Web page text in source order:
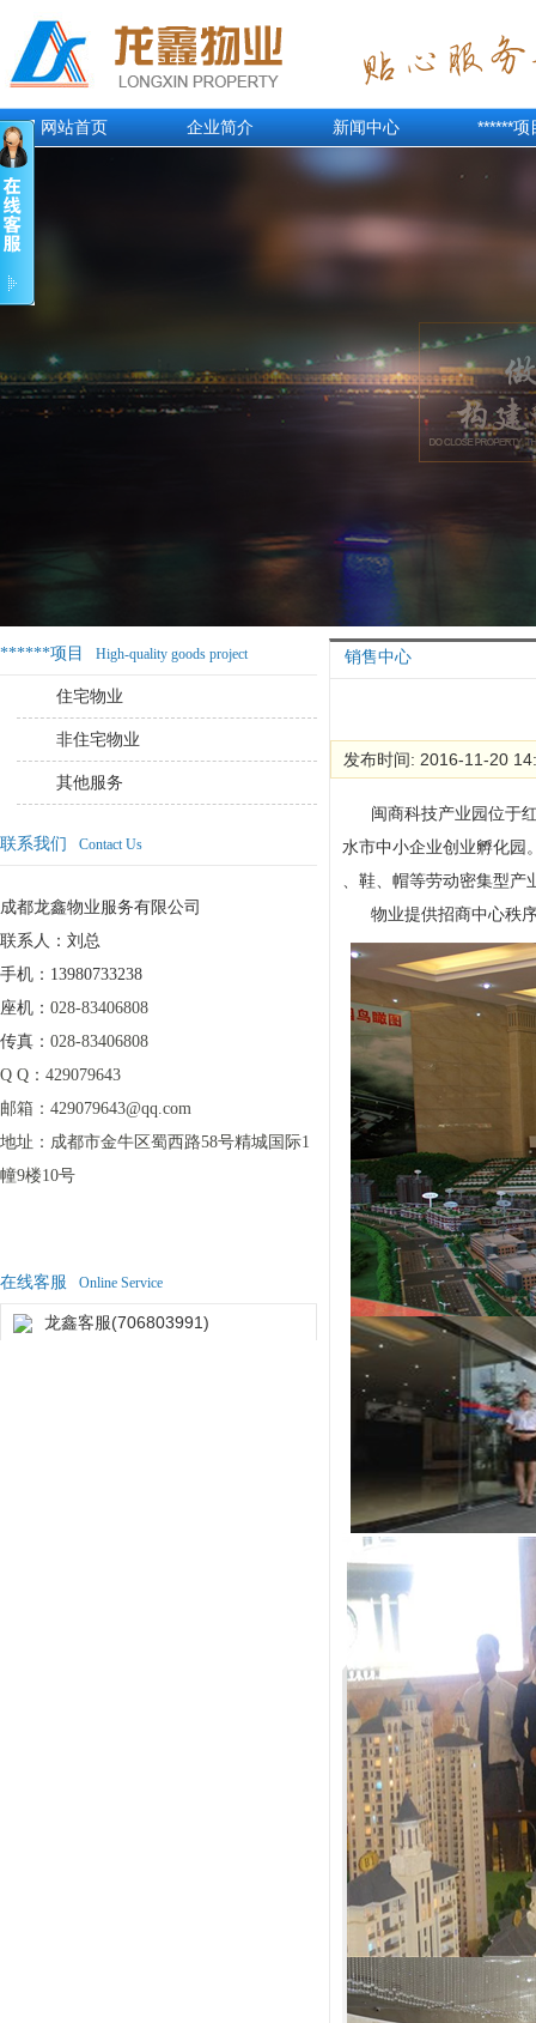
网站首页 企业简介 新闻中心 ******项
******项目 High-quality goods project
住宅物业
非住宅物业
其他服务
联系我们 Contact Us
成都龙鑫物业服务有限公司
联系人：刘总
手机：13980733238
座机： 028-83406808
传真： 028-83406808
Q Q： 429079643
邮箱： 429079643@qq.com
地址： 成都市金牛区蜀西路58号精城国际1
幢9楼10号
在线客服 Online Service
龙鑫客服(706803991)
销售中心
发布时间: 2016-11-20
闽商科技产业园位于红
水市中小企业创业孵化园
、鞋、帽等劳动密集型
物业提供招商中心秩